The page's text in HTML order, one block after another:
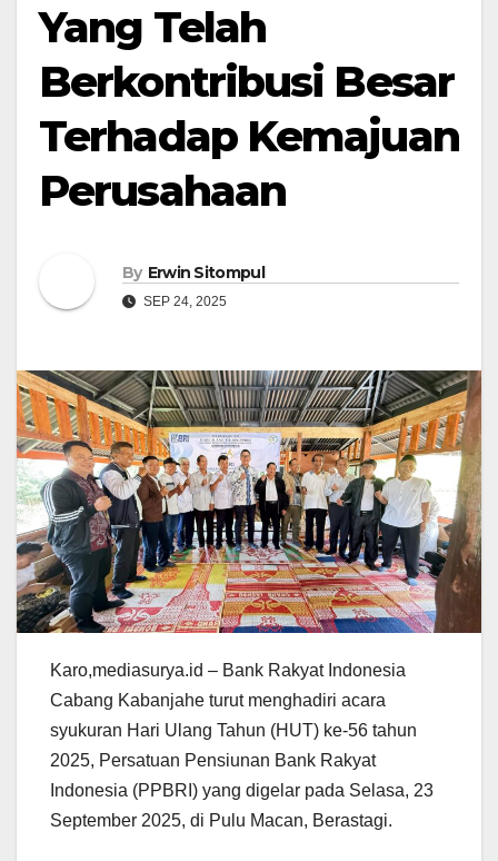
Yang Telah
Berkontribusi Besar
Terhadap Kemajuan
Perusahaan
By Erwin Sitompul
SEP 24, 2025
Karo,mediasurya.id – Bank Rakyat Indonesia
Cabang Kabanjahe turut menghadiri acara
syukuran Hari Ulang Tahun (HUT) ke-56 tahun
2025, Persatuan Pensiunan Bank Rakyat
Indonesia (PPBRI) yang digelar pada Selasa, 23
September 2025, di Pulu Macan, Berastagi.